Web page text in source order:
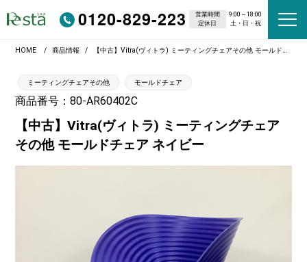
0120-829-223 営業時間
9:00～18:00
定休日
土・日・祝
HOME 商品情報 【中古】Vitra(ヴィトラ) ミーティングチェアその他 モールドチェア ネイビー
ミーティングチェアその他 モールドチェア
商品番号：80-AR60402C
【中古】Vitra(ヴィトラ) ミーティングチェア
その他 モールドチェア ネイビー